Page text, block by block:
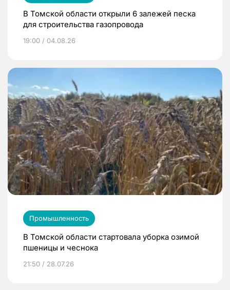
В Томской области открыли 6 залежей песка
для строительства газопровода
19:00 / 04.08.26
Промышленность
В Томской области стартовала уборка озимой
пшеницы и чеснока
21:50 / 28.07.26